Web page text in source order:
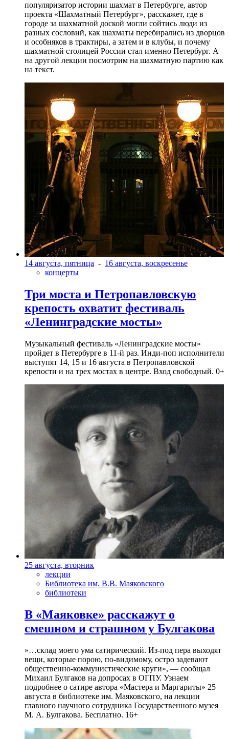
популяризатор истории шахмат в Петербурге, автор
проекта «Шахматный Петербург», расскажет, где в
городе за шахматной доской могли сойтись люди из
разных сословий, как шахматы перебирались из дворцов
и особняков в трактиры, а затем и в клубы, и почему
шахматной столицей России стал именно Петербург. А
на другой лекции посмотрим на шахматную партию как
на текст.
14 августа, пятница - 16 августа, воскресенье
концерты
Три моста и Петропавловскую
крепость охватит фестиваль
«Ленинградские мосты»
Музыкальный фестиваль «Ленинградские мосты»
пройдет в Петербурге в 11-й раз. Инди-поп исполнители
выступят 14, 15 и 16 августа в Петропавловской
крепости и на трех мостах в центре. Вход свободный. 0+
25 августа, вторник
лекции
Библиотека им. В.В. Маяковского
библиотеки
В «Маяковке» расскажут о
смешном и страшном у Булгакова
»…склад моего ума сатирический. Из-под пера выходят
вещи, которые порою, по-видимому, остро задевают
общественно-коммунистические круги», — сообщал
Михаил Булгаков на допросах в ОГПУ. Узнаем
подробнее о сатире автора «Мастера и Маргариты» 25
августа в библиотеке им. Маяковского, на лекции
главного научного сотрудника Государственного музея
М. А. Булгакова. Бесплатно. 16+